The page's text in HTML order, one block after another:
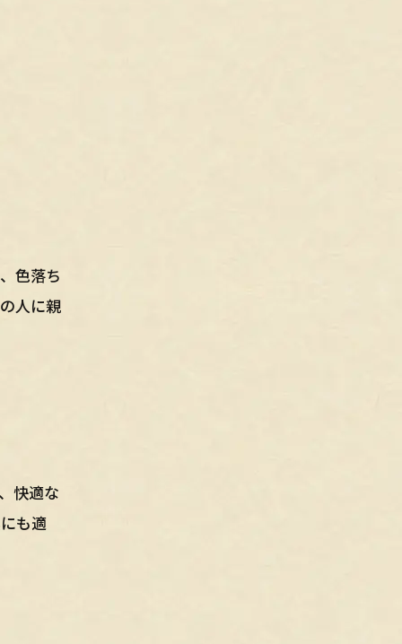
色落ち
人に親
快適な
も適